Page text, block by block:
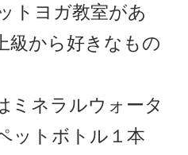
トヨガ教室があ
級から好きなもの
ミネラルウォータ
ットボトル１本